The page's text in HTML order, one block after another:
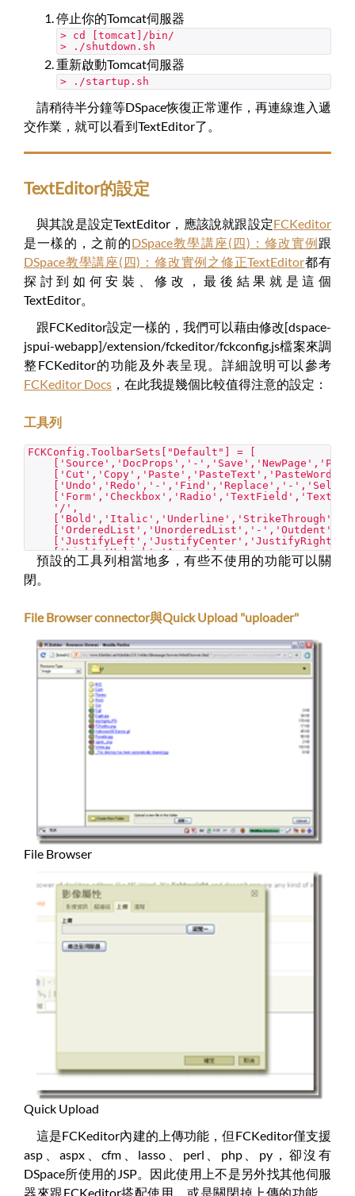
停止你的Tomcat伺服器
> cd [tomcat]/bin/
> ./shutdown.sh
重新啟動Tomcat伺服器
> ./startup.sh
請稍待半分鐘等DSpace恢復正常運作，再連線進入遞
交作業，就可以看到TextEditor了。
TextEditor的設定
與其說是設定TextEditor，應該說就跟設定FCKeditor
是一樣的，之前的DSpace教學講座(四)：修改實例跟
DSpace教學講座(四)：修改實例之修正TextEditor都有
探討到如何安裝、修改，最後結果就是這個
TextEditor。
跟FCKeditor設定一樣的，我們可以藉由修改[dspace-
jspui-webapp]/extension/fckeditor/fckconfig.js檔案來調
整FCKeditor的功能及外表呈現。詳細說明可以參考
FCKeditor Docs ，在此我提幾個比較值得注意的設定：
工具列
FCKConfig.ToolbarSets["Default"] = [
['Source','DocProps','-
['Undo','Redo','-','Find','Replace','-
'/',
['Bold','Italic','Underline','StrikeThrough','-
['OrderedList','UnorderedList','-
['Link','Unlink','Anchor'],
'/',
['Style','FontFormat','FontName','FontSize'],
] ;
預設的工具列相當地多，有些不使用的功能可以關
閉。
File Browser connector與Quick Upload "uploader"
File Browser
Quick Upload
這是FCKeditor內建的上傳功能，但FCKeditor僅支援
asp、aspx、cfm、lasso、perl、php、py，卻沒有
DSpace所使用的JSP。因此使用上不是另外找其他伺服
器來跟FCKeditor搭配使用，或是關閉掉上傳的功能，